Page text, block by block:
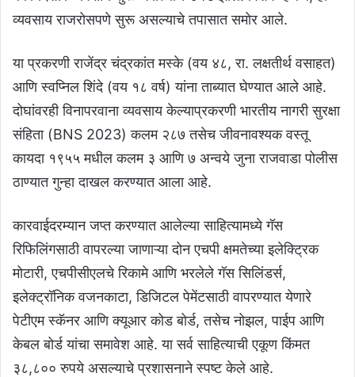
व्यवसाय राजरोसपणे सुरू असल्याचे तपासात समोर आले.
या प्रकरणी राजेंद्र चंद्रकांत मस्के (वय ४८, रा. लक्षतीर्थ वसाहत)
आणि स्वप्निल शिंदे (वय १८ वर्ष) यांना ताब्यात घेण्यात आले आहे.
दोघांवरही विनापरवाना व्यवसाय केल्याप्रकरणी भारतीय नागरी सुरक्षा
संहिता (BNS 2023) कलम २८७ तसेच जीवनावश्यक वस्तू
कायदा १९५५ मधील कलम ३ आणि ७ अन्वये जुना राजवाडा पोलीस
ठाण्यात गुन्हा दाखल करण्यात आला आहे.
कारवाईदरम्यान जप्त करण्यात आलेल्या साहित्यामध्ये गॅस
रिफिलिंगसाठी वापरल्या जाणाऱ्या दोन एचपी क्षमतेच्या इलेक्ट्रिक
मोटारी, एचपीसीएलचे रिकामे आणि भरलेले गॅस सिलिंडर्स,
इलेक्ट्रॉनिक वजनकाटा, डिजिटल पेमेंटसाठी वापरण्यात येणारे
पेटीएम स्कॅनर आणि क्यूआर कोड बोर्ड, तसेच नोझल, पाईप आणि
केबल बोर्ड यांचा समावेश आहे. या सर्व साहित्याची एकूण किंमत
३८,८०० रुपये असल्याचे प्रशासनाने स्पष्ट केले आहे.